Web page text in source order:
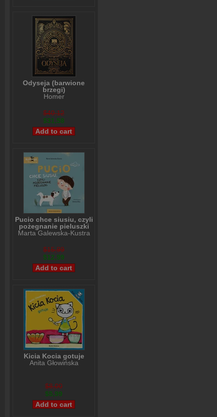
Odyseja (barwione
brzegi)
Homer
$40,12
$31,58
Pucio chce siusiu, czyli
pożegnanie pieluszki
Marta Galewska-Kustra
$15,99
$12,99
Kicia Kocia gotuje
Anita Głowińska
$8,00
$5,99